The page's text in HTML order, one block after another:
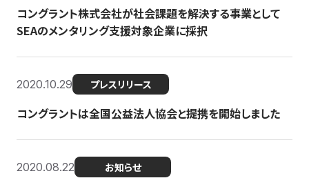
コングラント株式会社が社会課題を解決する事業として
SEAのメンタリング支援対象企業に採択
2020.10.29 プレスリリース
コングラントは全国公益法人協会と提携を開始しました
2020.08.22 お知らせ